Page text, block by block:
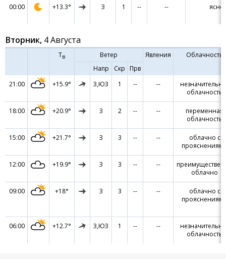
00:00 +13.3° З 1 -- -- ясно
Вторник, 4 Августа
Тв Ветер Явления
Облачность
Напр
Скр Прв
21:00
+15.9° З,ЮЗ 1 -- --
облачность
18:00 +20.9° З 2 -- --
переменная
облачность
15:00 +21.7° З 3 -- --
облачно с
12:00 +19.9° З 3 -- --
облачно
09:00 +18° З 3 -- --
облачно с
06:00 +12.7° З,ЮЗ 1 -- --
облачность